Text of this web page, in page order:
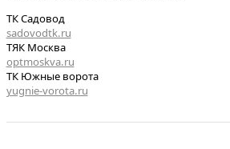
ТК Садовод
sadovodtk.ru
ТЯК Москва
optmoskva.ru
ТК Южные ворота
yugnie-vorota.ru